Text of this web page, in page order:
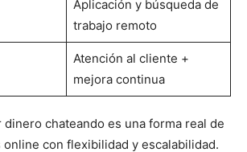
Aplicación y búsqueda de
trabajo remoto
Atención al cliente +
mejora continua
dinero chateando es una forma real de
con flexibilidad y escalabilidad.